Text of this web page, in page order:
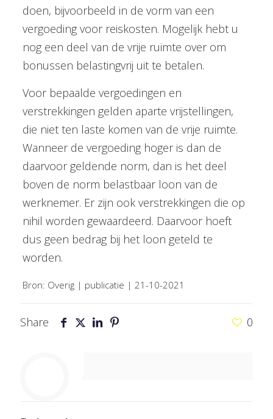
doen, bijvoorbeeld in de vorm van een
vergoeding voor reiskosten. Mogelijk hebt u
nog een deel van de vrije ruimte over om
bonussen belastingvrij uit te betalen.
Voor bepaalde vergoedingen en
verstrekkingen gelden aparte vrijstellingen,
die niet ten laste komen van de vrije ruimte.
Wanneer de vergoeding hoger is dan de
daarvoor geldende norm, dan is het deel
boven de norm belastbaar loon van de
werknemer. Er zijn ook verstrekkingen die op
nihil worden gewaardeerd. Daarvoor hoeft
dus geen bedrag bij het loon geteld te
worden.
Bron: Overig | publicatie | 21-10-2021
Share 0